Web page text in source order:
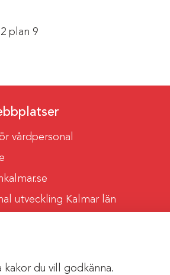
kakor du vill godkänna.
plan 9
vårdpersonal
utveckling Kalmar län